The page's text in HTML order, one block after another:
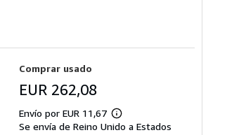
Comprar usado
EUR 262,08
Envío por EUR 11,67
Más
información
Se envía de Reino Unido a Estados